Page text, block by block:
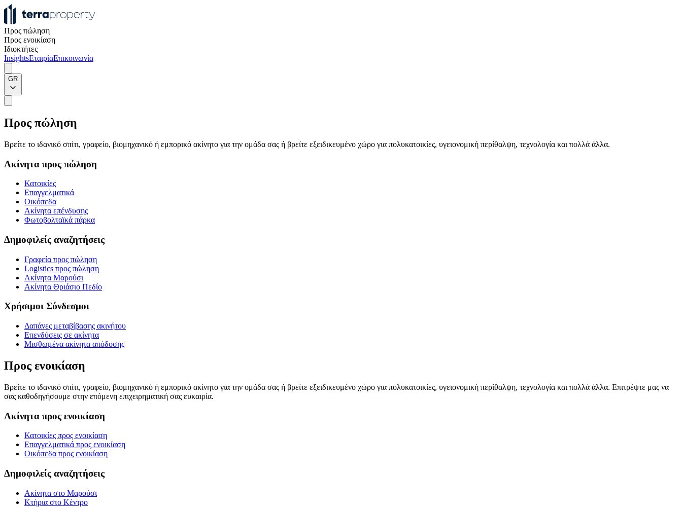
Προς πώληση
Προς ενοικίαση
Ιδιοκτήτες
InsightsΕταιρίαΕπικοινωνία
GR
Προς πώληση
Βρείτε το ιδανικό σπίτι, γραφείο, βιομηχανικό ή εμπορικό ακίνητο για την ομάδα σας ή βρείτε εξειδικευμένο χώρο για πολυκατοικίες, υγειονομική περίθαλψη, τεχνολογία και πολλά άλλα.
Ακίνητα προς πώληση
Κατοικίες
Επαγγελματικά
Οικόπεδα
Ακίνητα επένδυσης
Φωτοβολταϊκά πάρκα
Δημοφιλείς αναζητήσεις
Γραφεία προς πώληση
Logistics προς πώληση
Ακίνητα Μαρούσι
Ακίνητα Θριάσιο Πεδίο
Χρήσιμοι Σύνδεσμοι
Δαπάνες μεταβίβασης ακινήτου
Επενδύσεις σε ακίνητα
Μισθωμένα ακίνητα απόδοσης
Προς ενοικίαση
Βρείτε το ιδανικό σπίτι, γραφείο, βιομηχανικό ή εμπορικό ακίνητο για την ομάδα σας ή βρείτε εξειδικευμένο χώρο για πολυκατοικίες, υγειονομική περίθαλψη, τεχνολογία και πολλά άλλα. Επιτρέψτε μας να
σας καθοδηγήσουμε στην επόμενη επιχειρηματική σας ευκαιρία.
Ακίνητα προς ενοικίαση
Κατοικίες προς ενοικίαση
Επαγγελματικά προς ενοικίαση
Οικόπεδα προς ενοικίαση
Δημοφιλείς αναζητήσεις
Ακίνητα στο Μαρούσι
Κτήρια στο Κέντρο